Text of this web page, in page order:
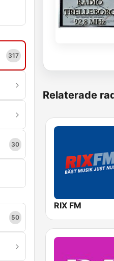
317
30
50
Relaterade
RIX FM